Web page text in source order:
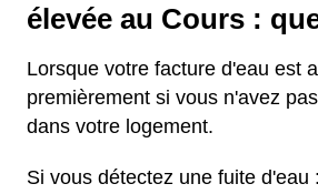
élevée au Cours :
Lorsque votre facture d'eau est
premièrement si vous n'avez
dans votre logement.
Si vous détectez une fuite d'eau